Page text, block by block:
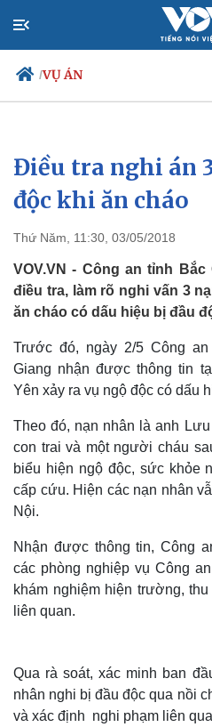
/VỤ ÁN
Chính trị
Đảng
Tổ chức nhân sự
Nhận diện sự thật
Điều tra nghi án
độc khi ăn cháo
Thứ Năm, 11:30, 03/05/2018
VOV.VN - Công an tỉnh
điều tra, làm rõ nghi vấn 3
ăn cháo có dấu hiệu bị đầu
Trước đó, ngày 2/5 Công
Giang nhận được thông tin
Yên xảy ra vụ ngộ độc có dấu
Theo đó, nạn nhân là anh
con trai và một người cháu
biểu hiện ngộ độc, sức khỏe
cấp cứu. Hiện các nạn nhân
Nội.
Nhận được thông tin, Công
các phòng nghiệp vụ Công
khám nghiệm hiện trường,
liên quan.
Qua rà soát, xác minh ban
nhân nghi bị đầu độc qua nồi
và xác định nghi phạm liên